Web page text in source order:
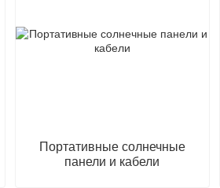
Портативные солнечные
панели и кабели